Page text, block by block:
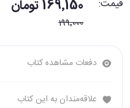
قیمت: 169٬150 تومان
199٬000
دفعات مشاهده کتاب
علاقه‌مندان به این کتاب